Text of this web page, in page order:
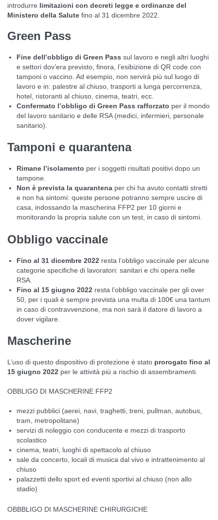
introdurre limitazioni con decreti legge e ordinanze del
Ministero della Salute fino al 31 dicembre 2022.
Green Pass
Fine dell’obbligo di Green Pass sul lavoro e negli altri luoghi
e settori dov’era previsto, finora, l’esibizione di QR code con
tamponi o vaccino. Ad esempio, non servirà più sul luogo di
lavoro e in: palestre al chiuso, trasporti a lunga percorrenza,
hotel, ristoranti al chiuso, cinema, teatri, ecc.
Confermato l’obbligo di Green Pass rafforzato per il mondo
del lavoro sanitario e delle RSA (medici, infermieri, personale
sanitario).
Tamponi e quarantena
Rimane l’isolamento per i soggetti risultati positivi dopo un
tampone.
Non è prevista la quarantena per chi ha avuto contatti stretti
e non ha sintomi: queste persone potranno sempre uscire di
casa, indossando la mascherina FFP2 per 10 giorni e
monitorando la propria salute con un test, in caso di sintomi.
Obbligo vaccinale
Fino al 31 dicembre 2022resta l’obbligo vaccinale per alcune
categorie specifiche di lavoratori: sanitari e chi opera nelle
RSA.
Fino al 15 giugno 2022resta l’obbligo vaccinale per gli over
50, per i quali è sempre prevista una multa di 100€ una tantum
in caso di contravvenzione, ma non sarà il datore di lavoro a
dover vigilare.
Mascherine
L’uso di questo dispositivo di protezione è stato prorogato fino al
15 giugno 2022 per le attività più a rischio di assembramenti.
OBBLIGO DI MASCHERINE FFP2
mezzi pubblici (aerei, navi, traghetti, treni, pullman, autobus,
tram, metropolitane)
servizi di noleggio con conducente e mezzi di trasporto
scolastico
cinema, teatri, luoghi di spettacolo al chiuso
sale da concerto, locali di musica dal vivo e intrattenimento al
chiuso
palazzetti dello sport ed eventi sportivi al chiuso (non allo
stadio)
OBBBLIGO DI MASCHERINE CHIRURGICHE